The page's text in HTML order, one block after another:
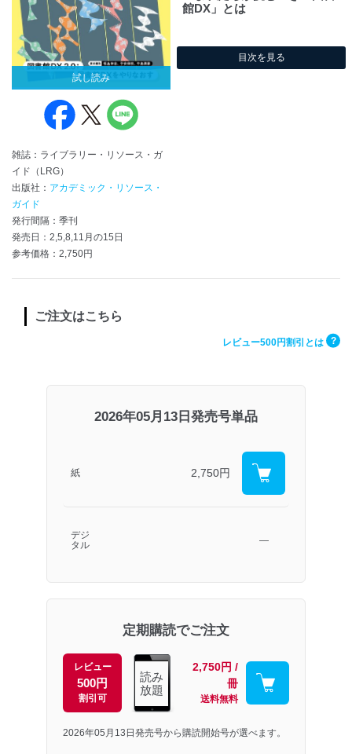
試し読み
雑誌：ライブラリー・リソース・ガ
イド（LRG）
出版社： アカデミック・リソース・
ガイド
発行間隔：季刊
発売日：2,5,8,11月の15日
参考価格：2,750円
館DX」とは
目次を見る
ご注文はこちら
レビュー500円割引とは ?
2026年05月13日発売号単品
紙 2,750円
デジ
タル
―
定期購読でご注文
レビュー
500円
割引可
読み
放題
2,750円 /
冊
送料無料
2026年05月13日発売号から購読開始号が選べます。